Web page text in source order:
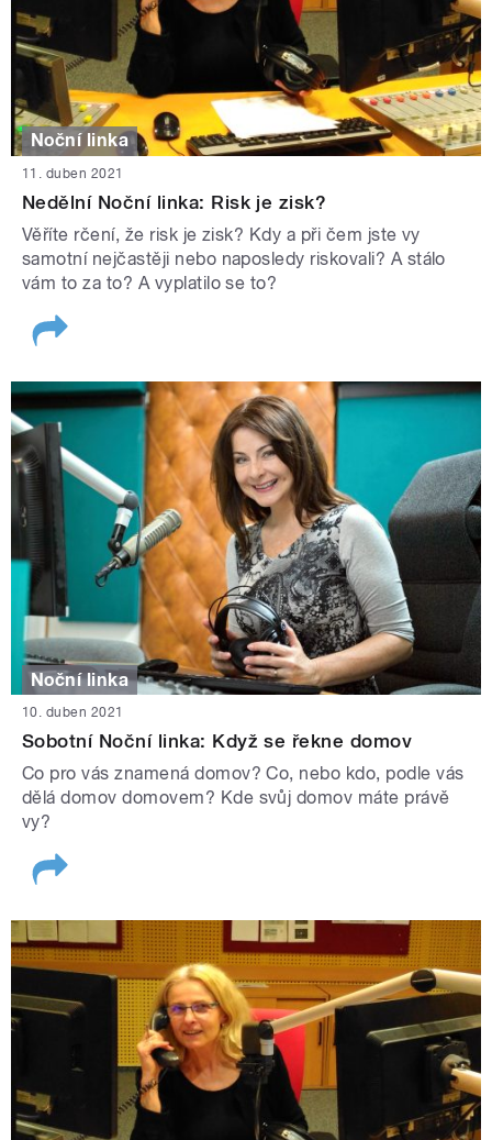
Noční linka
11. duben 2021
Nedělní Noční linka: Risk je zisk?
Věříte rčení, že risk je zisk? Kdy a při čem jste vy
samotní nejčastěji nebo naposledy riskovali? A stálo
vám to za to? A vyplatilo se to?
Noční linka
10. duben 2021
Sobotní Noční linka: Když se řekne domov
Co pro vás znamená domov? Co, nebo kdo, podle vás
dělá domov domovem? Kde svůj domov máte právě
vy?